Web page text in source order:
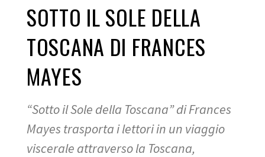
SOTTO IL SOLE DELLA
TOSCANA DI FRANCES
MAYES
“Sotto il Sole della Toscana” di Frances
Mayes trasporta i lettori in un viaggio
viscerale attraverso la Toscana,